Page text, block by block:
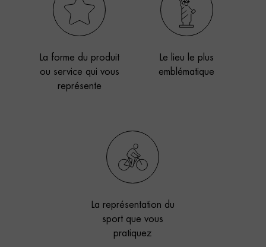
La forme du produit
ou service qui vous
représente
Le lieu le plus
emblématique
La représentation du
sport que vous
pratiquez